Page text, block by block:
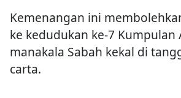
Kemenangan ini
ke kedudukan ke-7 Kumpulan
manakala Sabah kekal di
carta.